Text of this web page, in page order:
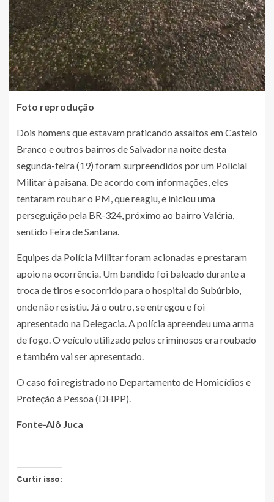
Foto reprodução
Dois homens que estavam praticando assaltos em Castelo
Branco e outros bairros de Salvador na noite desta
segunda-feira (19) foram surpreendidos por um Policial
Militar à paisana. De acordo com informações, eles
tentaram roubar o PM, que reagiu, e iniciou uma
perseguição pela BR-324, próximo ao bairro Valéria,
sentido Feira de Santana.
Equipes da Polícia Militar foram acionadas e prestaram
apoio na ocorrência. Um bandido foi baleado durante a
troca de tiros e socorrido para o hospital do Subúrbio,
onde não resistiu. Já o outro, se entregou e foi
apresentado na Delegacia. A polícia apreendeu uma arma
de fogo. O veículo utilizado pelos criminosos era roubado
e também vai ser apresentado.
O caso foi registrado no Departamento de Homicídios e
Proteção à Pessoa (DHPP).
Fonte-Alô Juca
Curtir isso: